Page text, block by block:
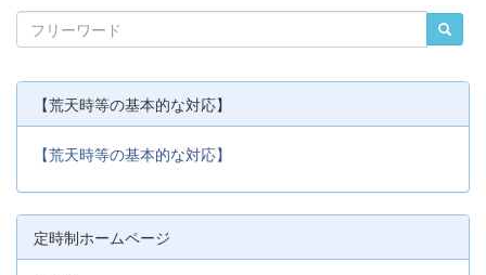
【荒天時等の基本的な対応】
【荒天時等の基本的な対応】
定時制ホームページ